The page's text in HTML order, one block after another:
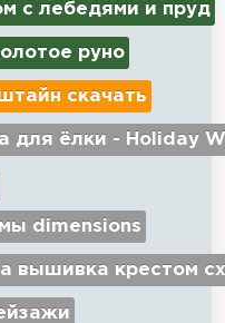
с лебедями и пруд
руно
скачать
для ёлки - Holiday
dimensions
вышивка крестом